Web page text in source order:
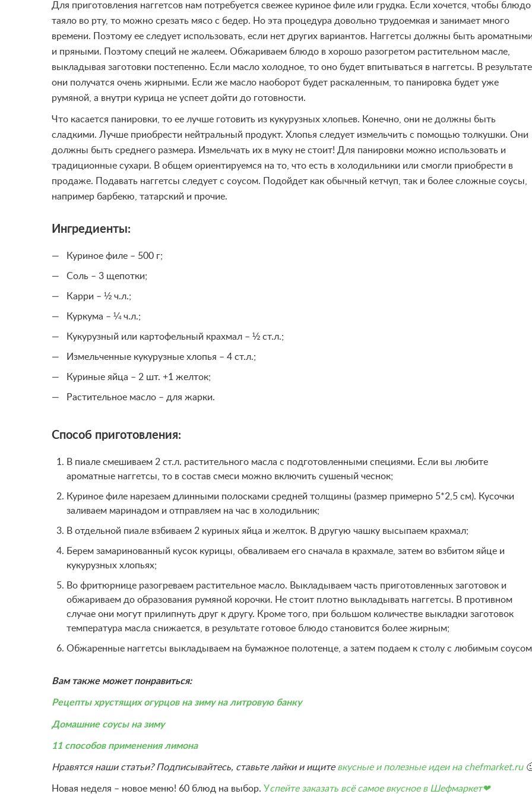
Для приготовления наггетсов нам потребуется свежее куриное филе или грудка. Если хочется, чтобы блюдо
таяло во рту, то можно срезать мясо с бедер. Но эта процедура довольно трудоемкая и занимает много
времени. Поэтому ее следует использовать, если нет других вариантов. Наггетсы должны быть
и пряными. Поэтому специй не жалеем. Обжариваем блюдо в хорошо разогретом растительном масле,
выкладывая заготовки постепенно. Если масло холодное, то оно будет впитываться в наггетсы. В результате
они получатся очень жирными. Если же масло наоборот будет раскаленным, то панировка будет уже
румяной, а внутри курица не успеет дойти до готовности.
Что касается панировки, то ее лучше готовить из кукурузных хлопьев. Конечно, они не должны быть
сладкими. Лучше приобрести нейтральный продукт. Хлопья следует измельчить с помощью толкушки. Они
должны быть среднего размера. Измельчать их в муку не стоит! Для панировки можно использовать и
традиционные сухари. В общем ориентируемся на то, что есть в холодильники или смогли приобрести в
продаже. Подавать наггетсы следует с соусом. Подойдет как обычный кетчуп, так и более сложные соусы,
например барбекю, татарский и прочие.
Ингредиенты:
Куриное филе – 500 г;
Соль – 3 щепотки;
Карри – ½ ч.л.;
Куркума – ¼ ч.л.;
Кукурузный или картофельный крахмал – ½ ст.л.;
Измельченные кукурузные хлопья – 4 ст.л.;
Куриные яйца – 2 шт. +1 желток;
Растительное масло – для жарки.
Способ приготовления:
В пиале смешиваем 2 ст.л. растительного масла с подготовленными специями. Если вы любите
ароматные наггетсы, то в состав смеси можно включить сушеный чеснок;
Куриное филе нарезаем длинными полосками средней толщины (размер примерно 5*2,5 см). Кусочки
заливаем маринадом и отправляем на час в холодильник;
В отдельной пиале взбиваем 2 куриных яйца и желток. В другую чашку высыпаем крахмал;
Берем замаринованный кусок курицы, обваливаем его сначала в крахмале, затем во взбитом яйце и
кукурузных хлопьях;
Во фритюрнице разогреваем растительное масло. Выкладываем часть приготовленных заготовок и
обжариваем до образования румяной корочки. Не стоит плотно выкладывать наггетсы. В противном
случае они могут прилипнуть друг к другу. Кроме того, при большом количестве выкладки заготовок
температура масла снижается, в результате готовое блюдо становится более жирным;
Обжаренные наггетсы выкладываем на бумажное полотенце, а затем подаем к столу с любимым
Вам также может понравиться:
Рецепты хрустящих огурцов на зиму на литровую банку
Домашние соусы на зиму
11 способов применения лимона
Нравятся наши статьи? Подписывайтесь, ставьте лайки и ищите вкусные и полезные идеи на chefmarket.ru
Новая неделя – новое меню! 60 блюд на выбор. Успейте заказать всё самое вкусное в Шефмаркет❤